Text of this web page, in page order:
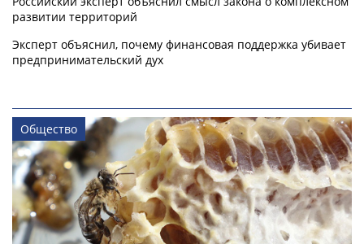
развитии территорий
Эксперт объяснил, почему финансовая поддержка убивает
предпринимательский дух
Общество